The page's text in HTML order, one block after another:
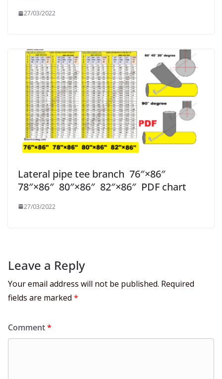
27/03/2022
Lateral pipe tee branch 76″×86″
78″×86″ 80″×86″ 82″×86″ PDF chart
27/03/2022
Leave a Reply
Your email address will not be published. Required
fields are marked *
Comment*